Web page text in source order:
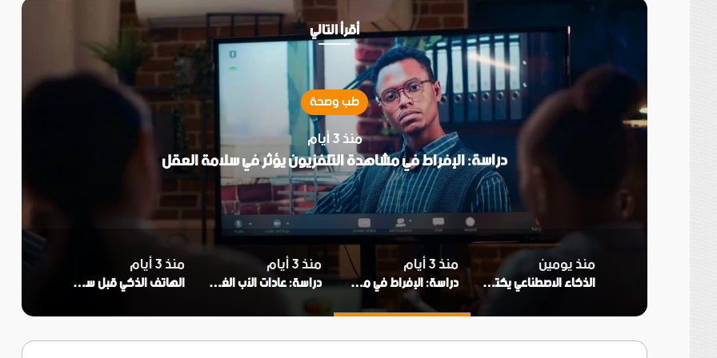
أقرأ التالي
طب وصحة
منذ 3 أيام
دراسة: الإفراط في مشاهدة التلفزيون يؤثر في سلامة العقل
منذ يومين
الذكاء الاصطناعي يكتشف مخاطر صحية عبر النوم
منذ 3 أيام
دراسة: الإفراط في مشاهدة التلفزيون يؤثر في سلامة العقل
منذ 3 أيام
دراسة: عادات الأب الغذائية تؤثر في صحة المولود
منذ 3 أيام
الهاتف الذكي قبل سن 12.. ما الذي يفعله بأطفالك؟